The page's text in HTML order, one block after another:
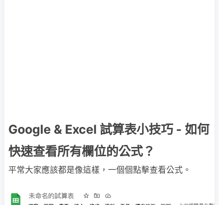
Google & Excel 試算表小技巧 - 如何
快速查看所有欄位的公式？
平常大家應該都是像這樣，一個個點擊查看公式。